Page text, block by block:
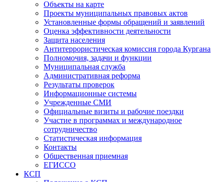
Объекты на карте
Проекты муниципальных правовых актов
Установленные формы обращений и заявлений
Оценка эффективности деятельности
Защита населения
Антитеррористическая комиссия города Кургана
Полномочия, задачи и функции
Муниципальная служба
Административная реформа
Результаты проверок
Информационные системы
Учрежденные СМИ
Официальные визиты и рабочие поездки
Участие в программах и международное
сотрудничество
Статистическая информация
Контакты
Общественная приемная
ЕГИССО
КСП